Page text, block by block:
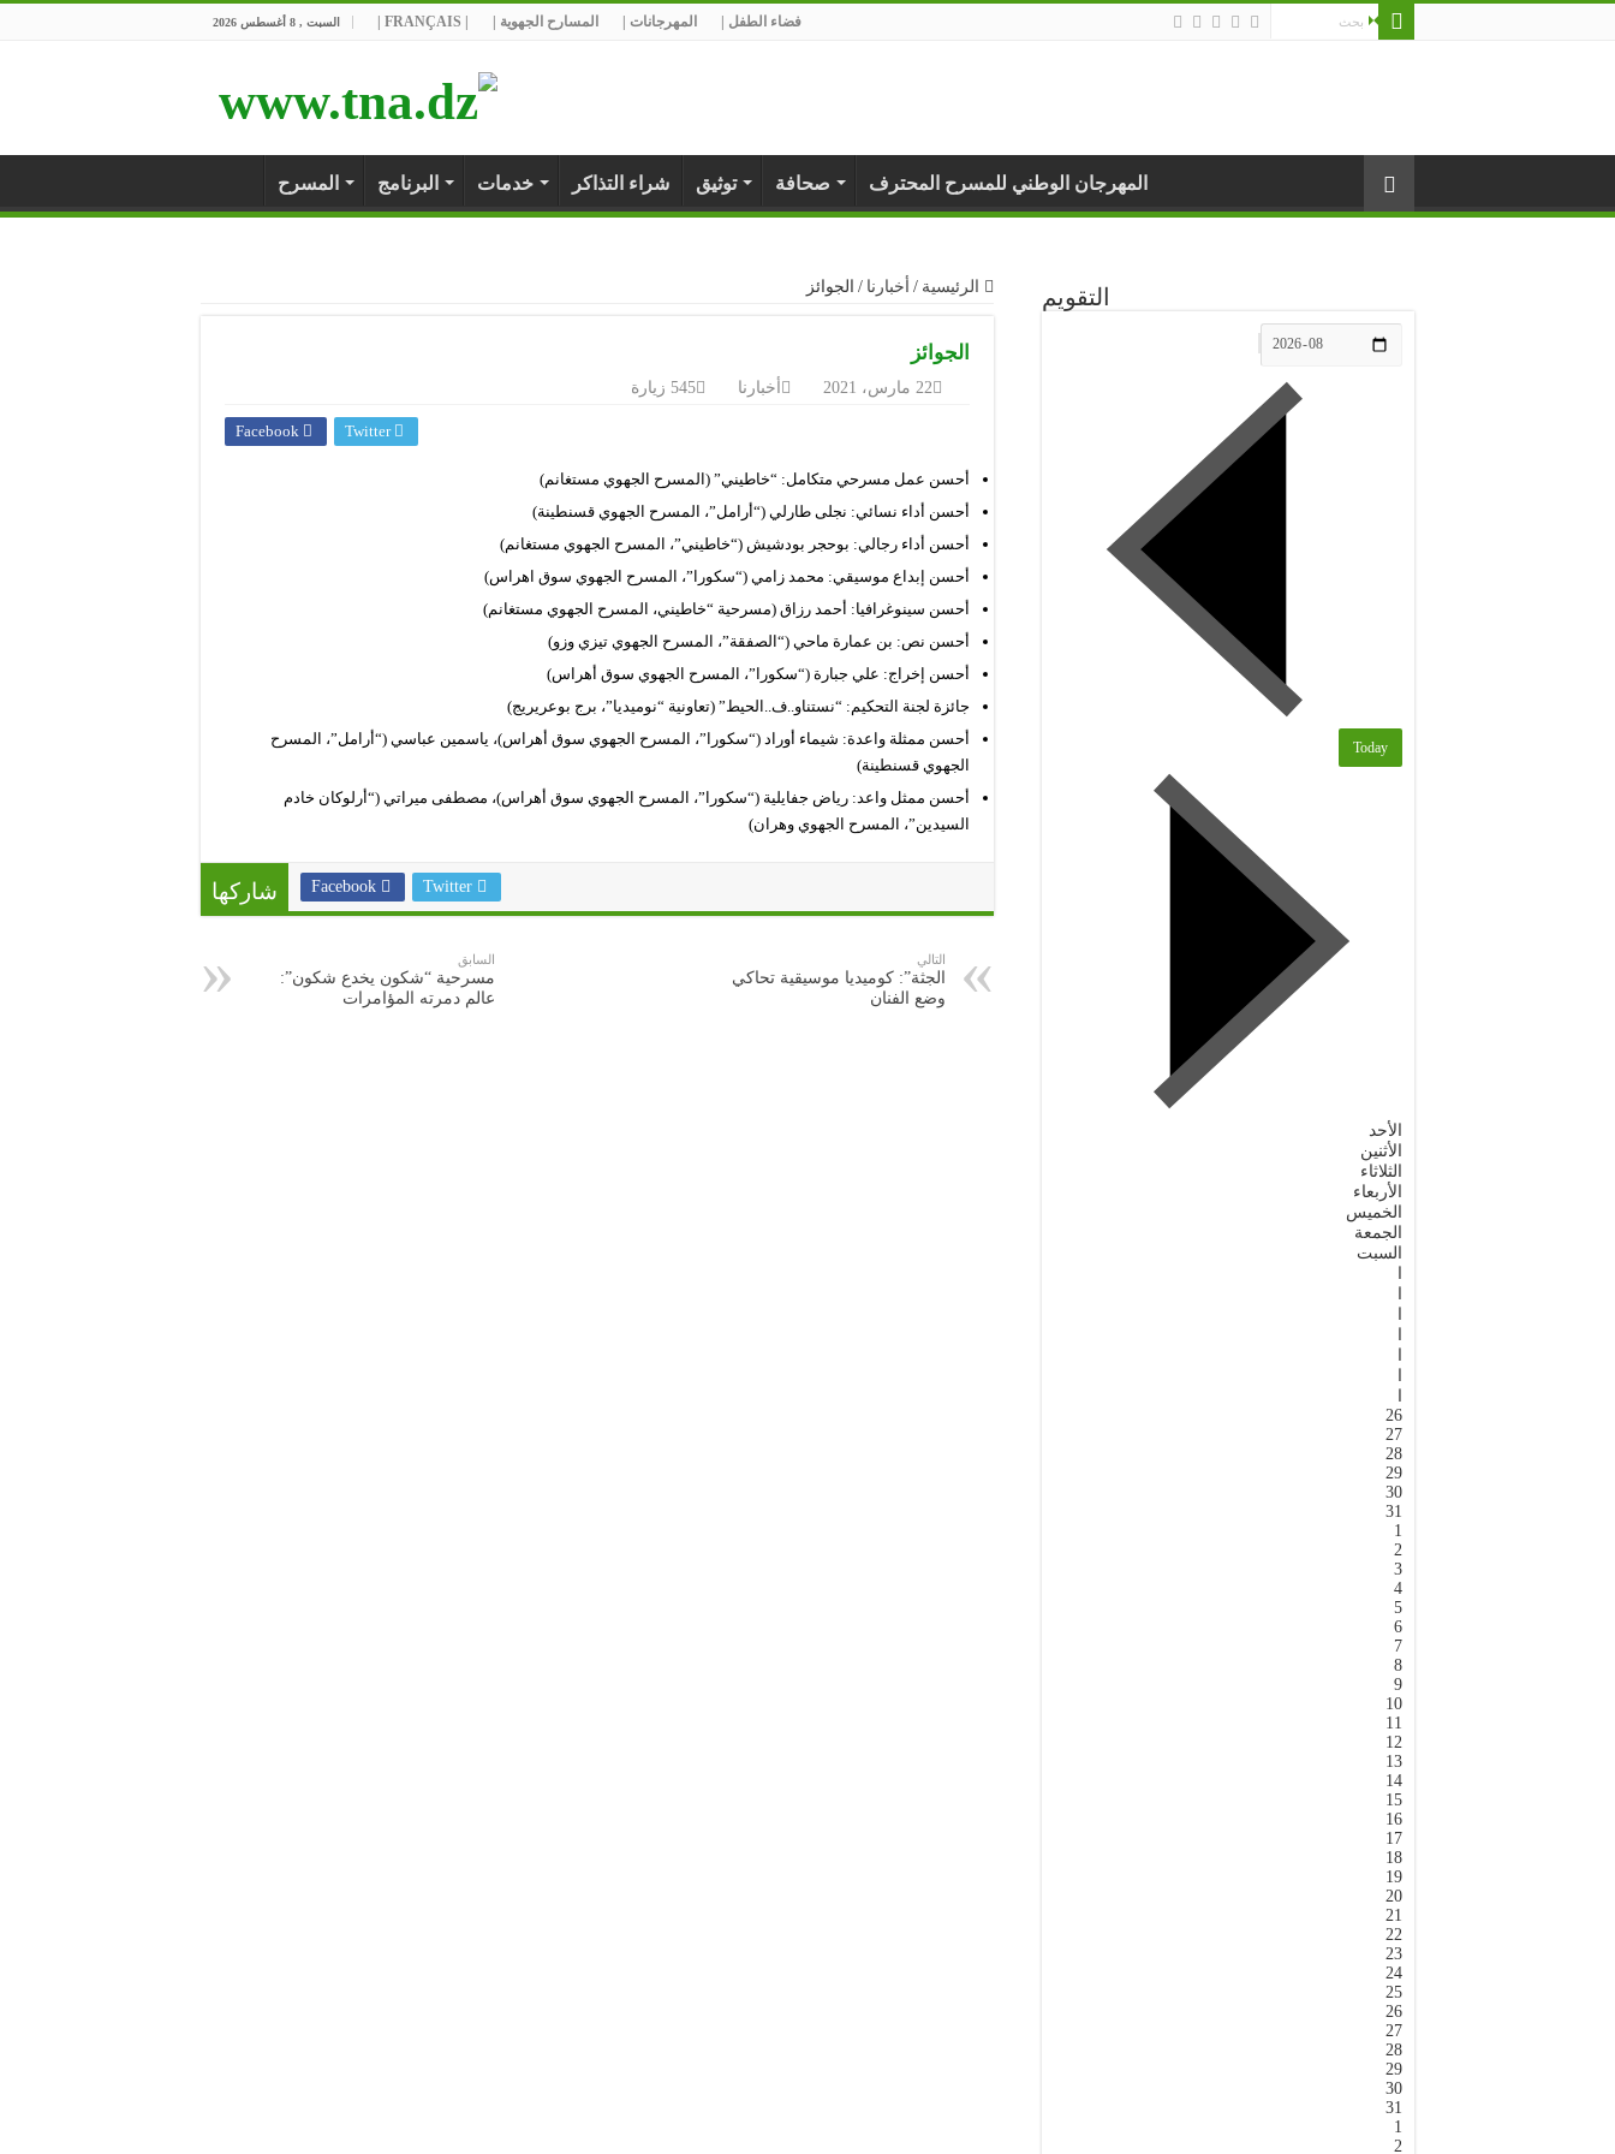
السبت , 8 أغسطس 2026 المسارح الجهوية | المهرجانات | فضاء الطفل |
المسرح البرنامج خدمات شراء التذاكر توثيق صحافة المهرجان الوطني للمسرح المحترف
الرئيسية / أخبارنا / الجوائز
الجوائز
22 مارس، 2021 أخبارنا 545 زيارة
Facebook Twitter
أحسن عمل مسرحي متكامل: “خاطيني” (المسرح الجهوي مستغانم)
أحسن أداء نسائي: نجلى طارلي (“أرامل”، المسرح الجهوي قسنطينة)
أحسن أداء رجالي: بوحجر بودشيش (“خاطيني”، المسرح الجهوي مستغانم)
أحسن إبداع موسيقي: محمد زامي (“سكورا”، المسرح الجهوي سوق اهراس)
أحسن سينوغرافيا: أحمد رزاق (مسرحية “خاطيني، المسرح الجهوي مستغانم)
أحسن نص: بن عمارة ماحي (“الصفقة”، المسرح الجهوي تيزي وزو)
أحسن إخراج: علي جبارة (“سكورا”، المسرح الجهوي سوق أهراس)
جائزة لجنة التحكيم: “نستناو..ف..الحيط” (تعاونية “نوميديا”، برج بوعريريج)
أحسن ممثلة واعدة: شيماء أوراد (“سكورا”، المسرح الجهوي سوق أهراس)، ياسمين عباسي (“أرامل”، المسرح
الجهوي قسنطينة)
أحسن ممثل واعد: رياض جفايلية (“سكورا”، المسرح الجهوي سوق أهراس)، مصطفى ميراتي (“أرلوكان خادم
السيدين”، المسرح الجهوي وهران)
شاركها Facebook Twitter
السابق
مسرحية “شكون يخدع شكون”:
عالم دمرته المؤامرات
التالي
الجثة”: كوميديا موسيقية تحاكي
وضع الفنان
التقويم
Today
الأحد
الأثنين
الثلاثاء
الأربعاء
الخميس
الجمعة
السبت
26
27
28
29
30
31
1
2
3
4
5
6
7
8
9
10
11
12
13
14
15
16
17
18
19
20
21
22
23
24
25
26
27
28
29
30
31
1
2